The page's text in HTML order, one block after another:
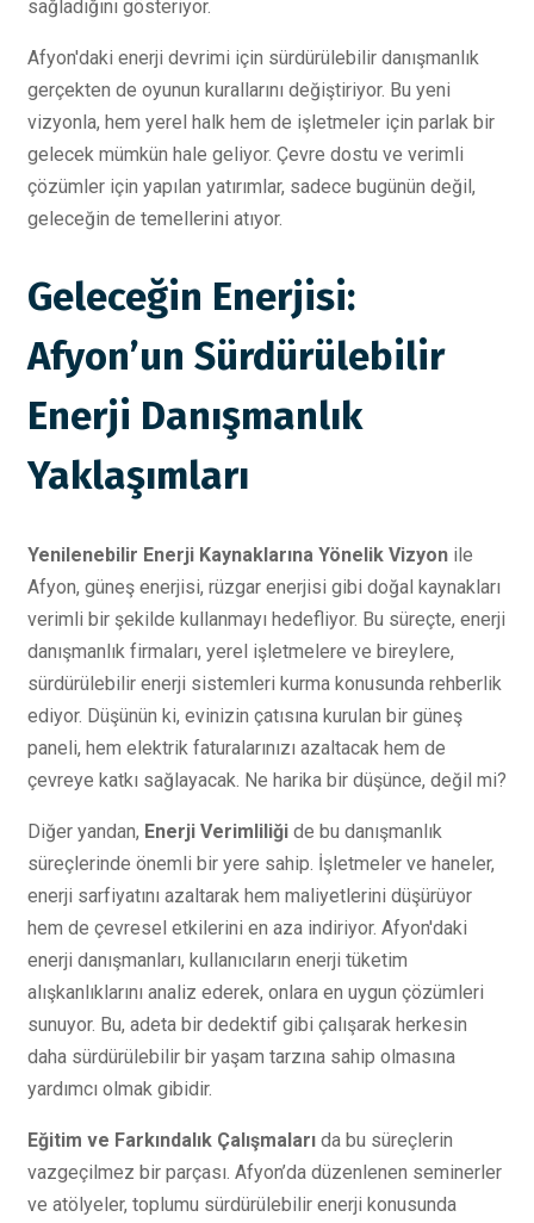
sağladığını gösteriyor.
Afyon'daki enerji devrimi için sürdürülebilir danışmanlık
gerçekten de oyunun kurallarını değiştiriyor. Bu yeni
vizyonla, hem yerel halk hem de işletmeler için parlak bir
gelecek mümkün hale geliyor. Çevre dostu ve verimli
çözümler için yapılan yatırımlar, sadece bugünün değil,
geleceğin de temellerini atıyor.
Geleceğin Enerjisi:
Afyon’un Sürdürülebilir
Enerji Danışmanlık
Yaklaşımları
Yenilenebilir Enerji Kaynaklarına Yönelik Vizyon ile
Afyon, güneş enerjisi, rüzgar enerjisi gibi doğal kaynakları
verimli bir şekilde kullanmayı hedefliyor. Bu süreçte, enerji
danışmanlık firmaları, yerel işletmelere ve bireylere,
sürdürülebilir enerji sistemleri kurma konusunda rehberlik
ediyor. Düşünün ki, evinizin çatısına kurulan bir güneş
paneli, hem elektrik faturalarınızı azaltacak hem de
çevreye katkı sağlayacak. Ne harika bir düşünce, değil mi?
Diğer yandan, Enerji Verimliliği de bu danışmanlık
süreçlerinde önemli bir yere sahip. İşletmeler ve haneler,
enerji sarfiyatını azaltarak hem maliyetlerini düşürüyor
hem de çevresel etkilerini en aza indiriyor. Afyon'daki
enerji danışmanları, kullanıcıların enerji tüketim
alışkanlıklarını analiz ederek, onlara en uygun çözümleri
sunuyor. Bu, adeta bir dedektif gibi çalışarak herkesin
daha sürdürülebilir bir yaşam tarzına sahip olmasına
yardımcı olmak gibidir.
Eğitim ve Farkındalık Çalışmaları da bu süreçlerin
vazgeçilmez bir parçası. Afyon’da düzenlenen seminerler
ve atölyeler, toplumu sürdürülebilir enerji konusunda